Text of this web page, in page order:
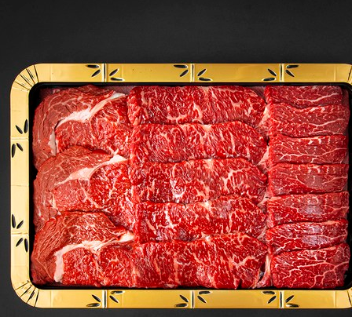
트
ㅣ
추
천
상
품]